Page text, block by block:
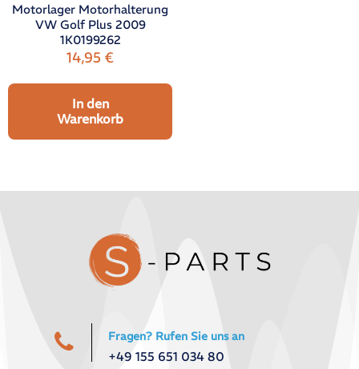
Motorlager Motorhalterung
VW Golf Plus 2009
1K0199262
14,95€
In den
Warenkorb
Fragen? Rufen Sie uns an
+49 155 651 034 80